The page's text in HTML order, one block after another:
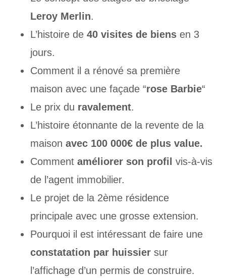
Leroy Merlin.
L’histoire de 40 visites de biensen 3
jours.
Comment il a rénové sa première
maison avec une façade “rose Barbie“
Le prix du ravalement.
L’histoire étonnante de la revente de la
maison avec 100 000€ de plus value.
Comment améliorer son profil vis-à-vis
de l’agent immobilier.
Le projet de la 2ème résidence
principale avec une grosse extension.
Pourquoi il est intéressant de faire une
constatation par huissiersur
l’affichage d’un permis de construire.